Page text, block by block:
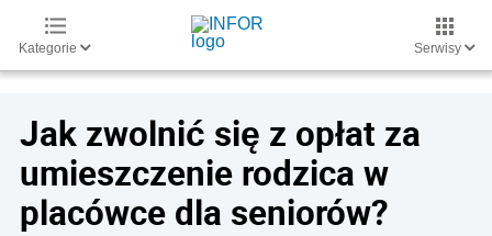
Kategorie Serwisy
Jak zwolnić się z opłat za
umieszczenie rodzica w
placówce dla seniorów?